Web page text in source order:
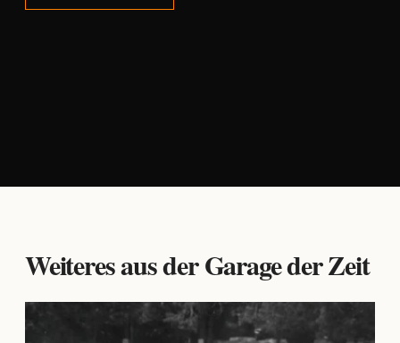
Weiteres aus der Garage der Zeit